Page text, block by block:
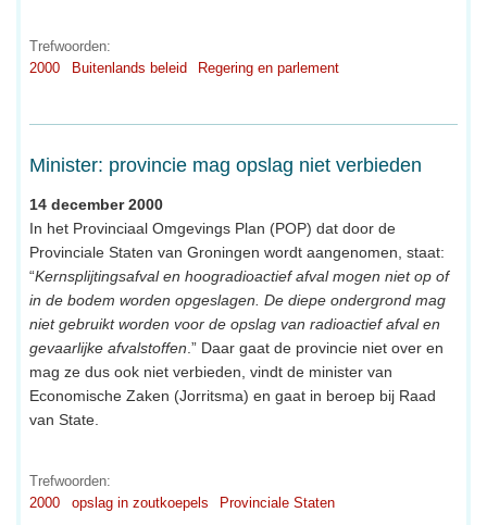
Trefwoorden:
2000
Buitenlands beleid Regering en parlement
Minister: provincie mag opslag niet verbieden
14 december 2000
In het Provinciaal Omgevings Plan (POP) dat door de
Provinciale Staten van Groningen wordt aangenomen, staat:
“Kernsplijtingsafval en hoogradioactief afval mogen niet op of
in de bodem worden opgeslagen. De diepe ondergrond mag
niet gebruikt worden voor de opslag van radioactief afval en
gevaarlijke afvalstoffen .” Daar gaat de provincie niet over en
mag ze dus ook niet verbieden, vindt de minister van
Economische Zaken (Jorritsma) en gaat in beroep bij Raad
van State.
Trefwoorden:
2000
opslag in zoutkoepels Provinciale Staten